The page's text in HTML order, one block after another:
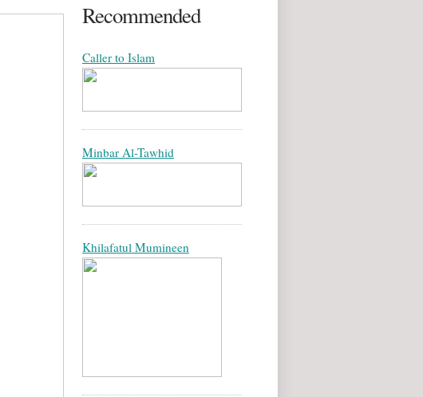
Recommended
Caller to Islam
Minbar Al-Tawhid
Khilafatul Mumineen